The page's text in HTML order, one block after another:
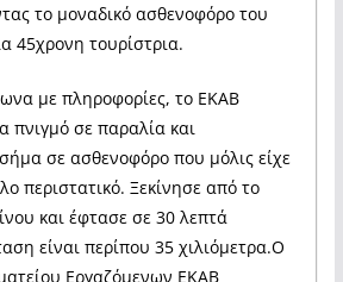
το μοναδικό ασθενοφόρο του
45χρονη τουρίστρια.
με πληροφορίες, το ΕΚΑΒ
πνιγμό σε παραλία και
σε ασθενοφόρο που μόλις είχε
περιστατικό. Ξεκίνησε από το
και έφτασε σε 30 λεπτά
είναι περίπου 35 χιλιόμετρα.Ο
Εργαζόμενων ΕΚΑΒ